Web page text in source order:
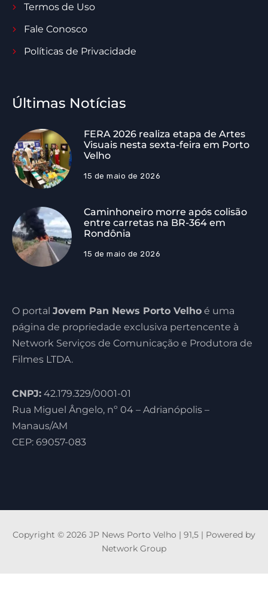
Termos de Uso
Fale Conosco
Políticas de Privacidade
Últimas Notícias
FERA 2026 realiza etapa de Artes
Visuais nesta sexta-feira em Porto
Velho
15 de maio de 2026
Caminhoneiro morre após colisão
entre carretas na BR-364 em
Rondônia
15 de maio de 2026
O portal Jovem Pan News Porto Velho é uma
página de propriedade exclusiva pertencente à
Network Serviços de Comunicação e Produtora de
Filmes LTDA.
CNPJ: 42.179.329/0001-01
Rua Miguel Ângelo, nº 04 – Adrianópolis –
Manaus/AM
CEP: 69057-083
Copyright © 2026 JP News Porto Velho | 91,5 | Powered by
Network Group